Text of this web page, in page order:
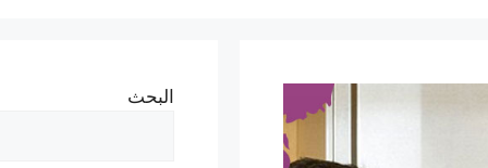
البحث